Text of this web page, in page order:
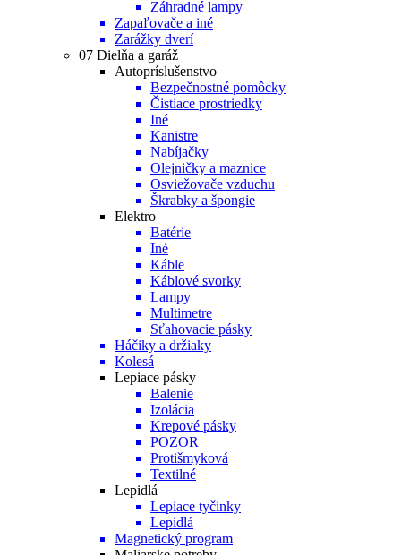
Záhradné lampy
Zapaľovače a iné
Zarážky dverí
07 Dielňa a garáž
Autopríslušenstvo
Bezpečnostné pomôcky
Čistiace prostriedky
Iné
Kanistre
Nabíjačky
Olejničky a maznice
Osviežovače vzduchu
Škrabky a špongie
Elektro
Batérie
Iné
Káble
Káblové svorky
Lampy
Multimetre
Sťahovacie pásky
Háčiky a držiaky
Kolesá
Lepiace pásky
Balenie
Izolácia
Krepové pásky
POZOR
Protišmyková
Textilné
Lepidlá
Lepiace tyčinky
Lepidlá
Magnetický program